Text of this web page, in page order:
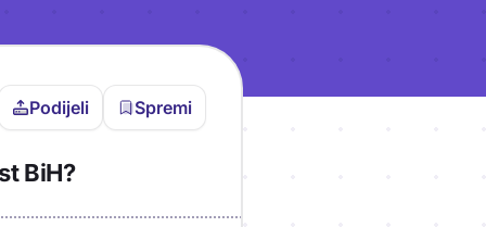
Podijeli Spremi
da bi pohranio
BiH?